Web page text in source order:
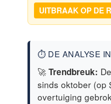
UITBRAAK OP DE
⏱️ DE ANALYSE
🚀 Trendbreuk:
sinds oktober (op
overtuiging